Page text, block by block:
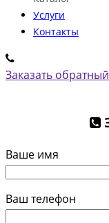
Услуги
Контакты
Заказать
Ваше имя
Ваш телефон